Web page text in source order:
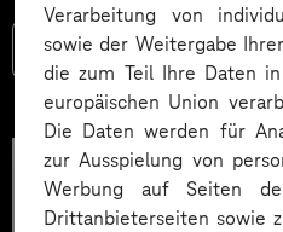
Verarbeitung von
sowie der Weitergabe
die zum Teil Ihre Daten
europäischen Union
Die Daten werden für
zur Ausspielung von
Werbung auf Seiten
Drittanbieterseiten sowie
Mehr lesen